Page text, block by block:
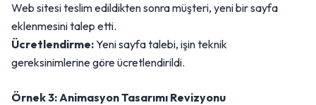
Web sitesi teslim edildikten sonra müşteri, yeni bir sayfa
eklenmesini talep etti.
Ücretlendirme:Yeni sayfa talebi, işin teknik
gereksinimlerine göre ücretlendirildi.
Örnek 3: Animasyon Tasarımı Revizyonu